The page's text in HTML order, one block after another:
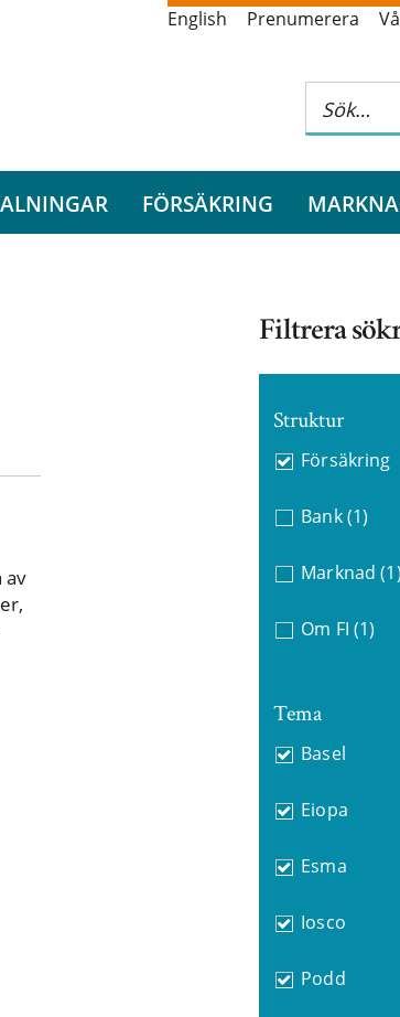
English Prenumerera
FÖRSÄKRING
av
Filtrera
Struktur
Försäkring
Bank (1)
Marknad (1)
Om FI (1)
Tema
Basel
Eiopa
Esma
Iosco
Podd